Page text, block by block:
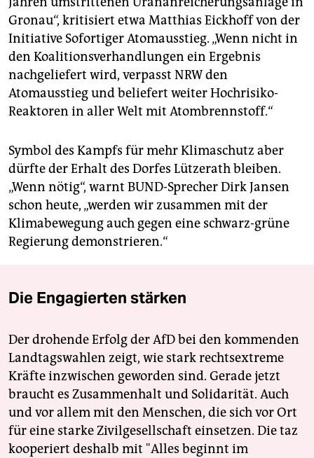
Gronau“, kritisiert etwa Matthias Eickhoff von der
Initiative Sofortiger Atomausstieg. „Wenn nicht in
den Koalitionsverhandlungen ein Ergebnis
nachgeliefert wird, verpasst NRW den
Atomausstieg und beliefert weiter Hochrisiko-
Reaktoren in aller Welt mit Atombrennstoff.“
Symbol des Kampfs für mehr Klimaschutz aber
dürfte der Erhalt des Dorfes Lützerath bleiben.
„Wenn nötig“, warnt BUND-Sprecher Dirk Jansen
schon heute, „werden wir zusammen mit der
Klimabewegung auch gegen eine schwarz-grüne
Regierung demonstrieren.“
Die Engagierten stärken
Der drohende Erfolg der AfD bei den kommenden
Landtagswahlen zeigt, wie stark rechtsextreme
Kräfte inzwischen geworden sind. Gerade jetzt
braucht es Zusammenhalt und Solidarität. Auch
und vor allem mit den Menschen, die sich vor Ort
für eine starke Zivilgesellschaft einsetzen. Die taz
kooperiert deshalb mit "Alles beginnt im